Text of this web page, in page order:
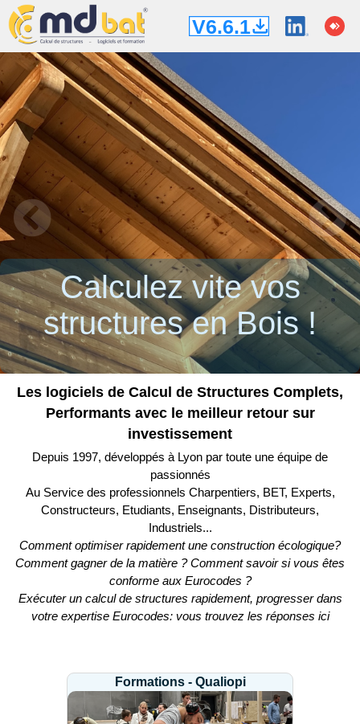
Calculez vite vos
structures en Bois !
Les logiciels de Calcul de Structures Complets,
Performants avec le meilleur retour sur
investissement
Depuis 1997, développés à Lyon par toute une équipe de
passionnés
Au Service des professionnels Charpentiers, BET, Experts,
Constructeurs, Etudiants, Enseignants, Distributeurs,
Industriels...
Comment optimiser rapidement une construction écologique?
Comment gagner de la matière ? Comment savoir si vous êtes
conforme aux Eurocodes ?
Exécuter un calcul de structures rapidement, progresser dans
votre expertise Eurocodes: vous trouvez les réponses ici
Formations - Qualiopi